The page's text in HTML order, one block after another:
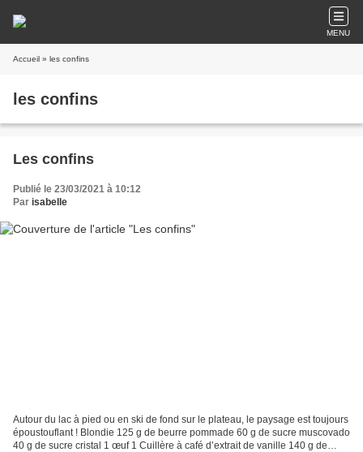
MENU
Accueil » les confins
les confins
Les confins
Publié le 23/03/2021 à 10:12
Par isabelle
Autour du lac à pied ou en ski de fond sur le plateau, le paysage est toujours
époustouflant ! Blondie 125 g de beurre pommade 60 g de sucre muscovado
40 g de sucre cristal 1 œuf 1 Cuillère à café d’extrait de vanille 140 g de